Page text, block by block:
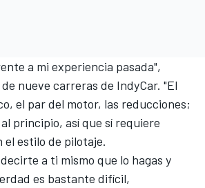
a mi experiencia pasada",
nueve carreras de IndyCar. "El
el par del motor, las reducciones;
principio, así que sí requiere
estilo de pilotaje.
a ti mismo que lo hagas y
es bastante difícil,